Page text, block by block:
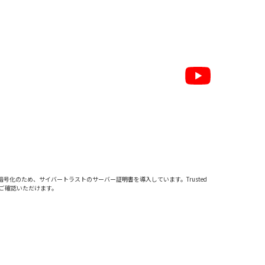
号化のため、サイバートラストのサーバー証明書を導入しています。Trusted
認いただけます。